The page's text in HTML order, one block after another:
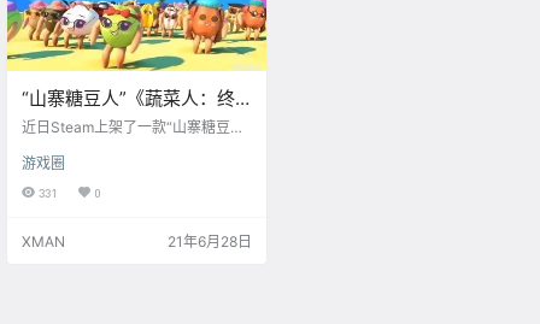
“山寨糖豆人”《蔬菜人：终
极对决》上架Steam
近日Steam上架了一款“山寨糖豆人”
alls: Ultimate Showdown），该作
的玩法与《糖豆人》十分相似，游
终极对决》讲述的是因为人们不喜
游戏圈
331 0
XMAN 21年6月28日